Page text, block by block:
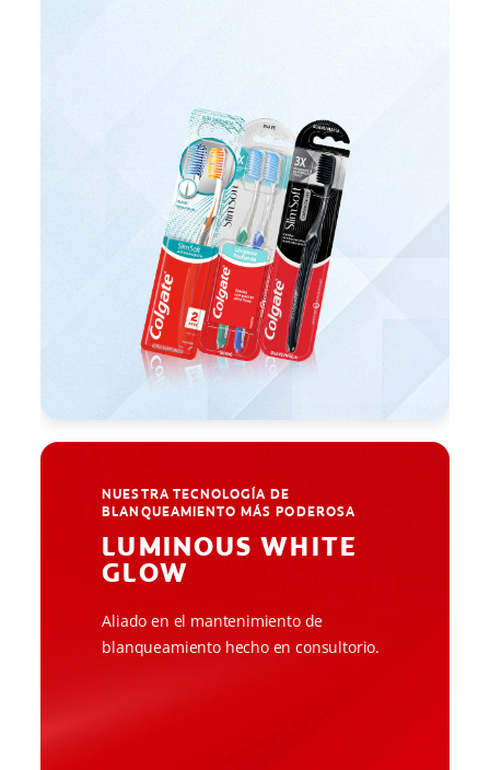
NUESTRA TECNOLOGÍA DE
BLANQUEAMIENTO MÁS PODEROSA
LUMINOUS WHITE
GLOW
Aliado en el mantenimiento de
blanqueamiento hecho en consultorio.